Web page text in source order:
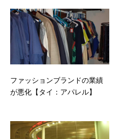
ファッションブランドの業績
が悪化【タイ：アパレル】